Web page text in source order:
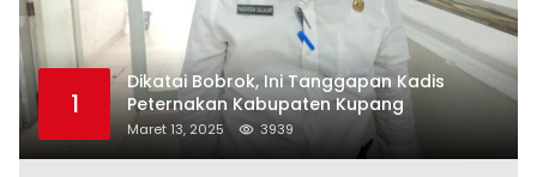
1
Dikatai Bobrok, Ini Tanggapan Kadis
Peternakan Kabupaten Kupang
Maret 13, 2025 3939